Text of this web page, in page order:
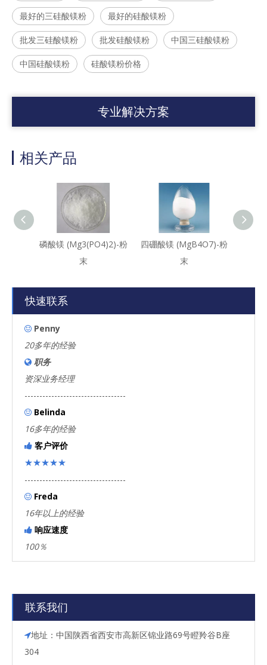
最好的三硅酸镁粉 最好的硅酸镁粉
批发三硅酸镁粉 批发硅酸镁粉 中国三硅酸镁粉
中国硅酸镁粉 硅酸镁粉价格
专业解决方案
相关产品
磷酸镁 (Mg3(PO4)2)-粉
末
四硼酸镁 (MgB4O7)-粉
末
快速联系
 Penny
20多年的经验
 职务
资深业务经理
----------------------------------
 Belinda
16多年的经验
 客户评价
★★★★★
----------------------------------
 Freda
16年以上的经验
 响应速度
100％
联系我们
地址：中国陕西省西安市高新区锦业路69号瞪羚谷B座
304